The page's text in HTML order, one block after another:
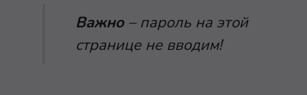
Важно– пароль на этой
странице не вводим!